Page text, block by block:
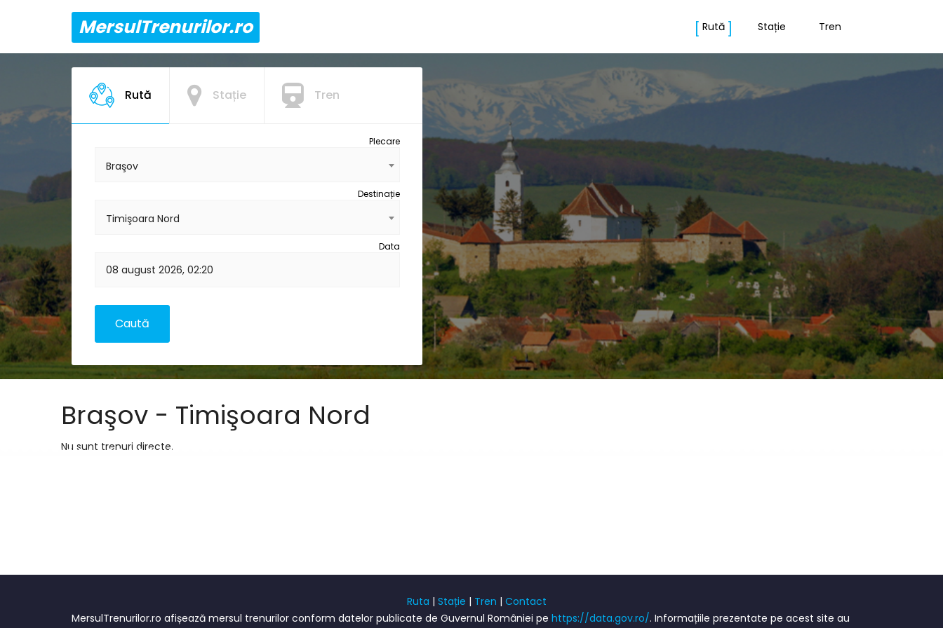
MersulTrenurilor.ro Rută Stație Tren
Rută Stație Tren
Plecare
Braşov
Destinație
Timişoara Nord
Data
Braşov - Timişoara Nord
Nu sunt trenuri directe.
Ruta | Stație | Tren | Contact
MersulTrenurilor.ro afișează mersul trenurilor conform datelor publicate de Guvernul României pe https://data.gov.ro/. Informațiile prezentate pe acest site au